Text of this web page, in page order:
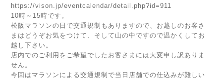
https://vison.jp/eventcalendar/detail.php?id=911
10時～15時です。
松阪マラソンの日で交通規制もありますので、お越しのお客さ
まはどうぞお気をつけて、そして山の中ですので温かくしてお
越し下さい。
店内でのご利用をご希望でしたお客さまには大変申し訳ありま
せん。
今回はマラソンによる交通規制で当日店舗での仕込みが難しい